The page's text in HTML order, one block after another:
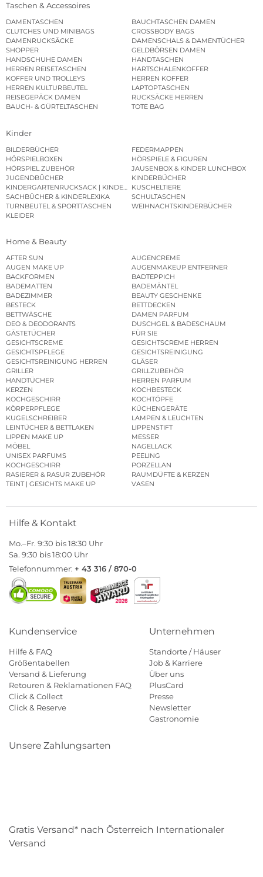
Taschen & Accessoires
DAMENTASCHEN
BAUCHTASCHEN DAMEN
CLUTCHES UND MINIBAGS
CROSSBODY BAGS
DAMENRUCKSÄCKE
DAMENSCHALS & DAMENTÜCHER
SHOPPER
GELDBÖRSEN DAMEN
HANDSCHUHE DAMEN
HANDTASCHEN
HERREN REISETASCHEN
HARTSCHALENKOFFER
KOFFER UND TROLLEYS
HERREN KOFFER
HERREN KULTURBEUTEL
LAPTOPTASCHEN
REISEGEPÄCK DAMEN
RUCKSÄCKE HERREN
BAUCH- & GÜRTELTASCHEN
TOTE BAG
Kinder
BILDERBÜCHER
FEDERMAPPEN
HÖRSPIELBOXEN
HÖRSPIELE & FIGUREN
HÖRSPIEL ZUBEHÖR
JAUSENBOX & KINDER LUNCHBOX
JUGENDBÜCHER
KINDERBÜCHER
KINDERGARTENRUCKSACK | KINDERGARTENBEUTEL
KUSCHELTIERE
SACHBÜCHER & KINDERLEXIKA
SCHULTASCHEN
TURNBEUTEL & SPORTTASCHEN
WEIHNACHTSKINDERBÜCHER
KLEIDER
Home & Beauty
AFTER SUN
AUGENCREME
AUGEN MAKE UP
AUGENMAKEUP ENTFERNER
BACKFORMEN
BADTEPPICH
BADEMATTEN
BADEMÄNTEL
BADEZIMMER
BEAUTY GESCHENKE
BESTECK
BETTDECKEN
BETTWÄSCHE
DAMEN PARFUM
DEO & DEODORANTS
DUSCHGEL & BADESCHAUM
GÄSTETÜCHER
FÜR SIE
GESICHTSCREME
GESICHTSCREME HERREN
GESICHTSPFLEGE
GESICHTSREINIGUNG
GESICHTSREINIGUNG HERREN
GLÄSER
GRILLER
GRILLZUBEHÖR
HANDTÜCHER
HERREN PARFUM
KERZEN
KOCHBESTECK
KOCHGESCHIRR
KOCHTÖPFE
KÖRPERPFLEGE
KÜCHENGERÄTE
KUGELSCHREIBER
LAMPEN & LEUCHTEN
LEINTÜCHER & BETTLAKEN
LIPPENSTIFT
LIPPEN MAKE UP
MESSER
MÖBEL
NAGELLACK
UNISEX PARFUMS
PEELING
KOCHGESCHIRR
PORZELLAN
RASIERER & RASUR ZUBEHÖR
RAUMDÜFTE & KERZEN
TEINT | GESICHTS MAKE UP
VASEN
Hilfe & Kontakt
Mo.–Fr. 9:30 bis 18:30 Uhr
Sa. 9:30 bis 18:00 Uhr
Telefonnummer: + 43 316 / 870-0
Kundenservice
Hilfe & FAQ
Größentabellen
Versand & Lieferung
Retouren & Reklamationen FAQ
Click & Collect
Click & Reserve
Unternehmen
Standorte / Häuser
Job & Karriere
Über uns
PlusCard
Presse
Newsletter
Gastronomie
Unsere Zahlungsarten
Gratis Versand* nach Österreich Internationaler
Versand